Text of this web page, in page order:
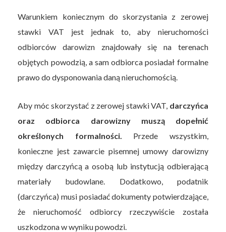
Warunkiem koniecznym do skorzystania z zerowej
stawki VAT jest jednak to, aby nieruchomości
odbiorców darowizn znajdowały się na terenach
objętych powodzią, a sam odbiorca posiadał formalne
prawo do dysponowania daną nieruchomością.
Aby móc skorzystać z zerowej stawki VAT, darczyńca
oraz odbiorca darowizny muszą dopełnić
określonych formalności.
Przede wszystkim,
konieczne jest zawarcie pisemnej umowy darowizny
między darczyńcą a osobą lub instytucją odbierającą
materiały budowlane. Dodatkowo, podatnik
(darczyńca) musi posiadać dokumenty potwierdzające,
że nieruchomość odbiorcy rzeczywiście została
uszkodzona w wyniku powodzi.